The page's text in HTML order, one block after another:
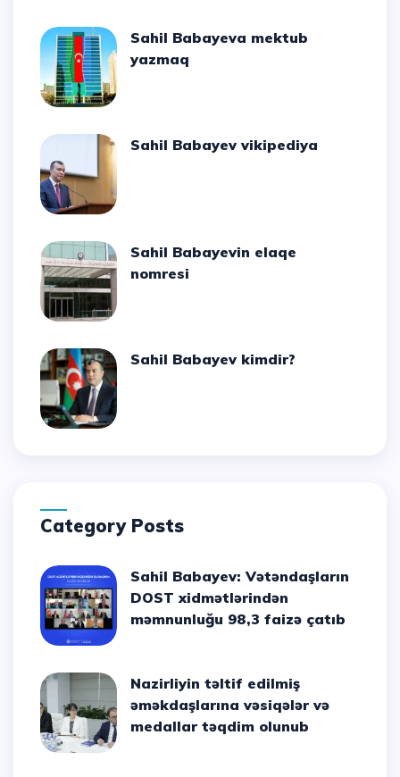
Sahil Babayeva mektub
yazmaq
Sahil Babayev vikipediya
Sahil Babayevin elaqe
nomresi
Sahil Babayev kimdir?
Category Posts
Sahil Babayev: Vətəndaşların
DOST xidmətlərindən
məmnunluğu 98,3 faizə çatıb
Nazirliyin təltif edilmiş
əməkdaşlarına vəsiqələr və
medallar təqdim olunub